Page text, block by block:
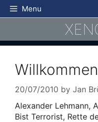
Skip
to
Menu
20/07/2010 by Jan
Alexander Lehmann,
Bist Terrorist, Rette